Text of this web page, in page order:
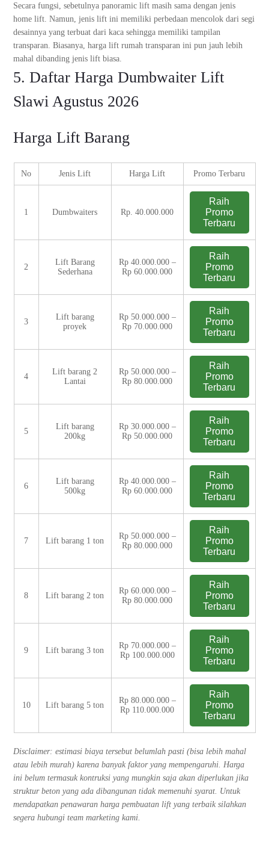
Secara fungsi, sebetulnya panoramic lift masih sama dengan jenis
home lift. Namun, jenis lift ini memiliki perbedaan mencolok dari segi
desainnya yang terbuat dari kaca sehingga memiliki tampilan
transparan. Biasanya, harga lift rumah transparan ini pun jauh lebih
mahal dibanding jenis lift biasa.
5. Daftar Harga Dumbwaiter Lift
Slawi Agustus 2026
Harga Lift Barang
No Jenis Lift Harga Lift Promo Terbaru
1 Dumbwaiters Rp. 40.000.000
Raih
Promo
Terbaru
2
Lift Barang
Sederhana
Rp 40.000.000 –
Rp 60.000.000
Raih
Promo
Terbaru
3
Lift barang
proyek
Rp 50.000.000 –
Rp 70.000.000
Raih
Promo
Terbaru
4
Lift barang 2
Lantai
Rp 50.000.000 –
Rp 80.000.000
Raih
Promo
Terbaru
5
Lift barang
200kg
Rp 30.000.000 –
Rp 50.000.000
Raih
Promo
Terbaru
6
Lift barang
500kg
Rp 40.000.000 –
Rp 60.000.000
Raih
Promo
Terbaru
7 Lift barang 1 ton
Rp 50.000.000 –
Rp 80.000.000
Raih
Promo
Terbaru
8 Lift barang 2 ton
Rp 60.000.000 –
Rp 80.000.000
Raih
Promo
Terbaru
9 Lift barang 3 ton
Rp 70.000.000 –
Rp 100.000.000
Raih
Promo
Terbaru
10 Lift barang 5 ton
Rp 80.000.000 –
Rp 110.000.000
Raih
Promo
Terbaru
Disclaimer: estimasi biaya tersebut belumlah pasti (bisa lebih mahal
atau lebih murah) karena banyak faktor yang mempengaruhi. Harga
ini belum termasuk kontruksi yang mungkin saja akan diperlukan jika
struktur beton yang ada dibangunan tidak memenuhi syarat. Untuk
mendapatkan penawaran harga pembuatan lift yang terbaik silahkan
segera hubungi team marketing kami.